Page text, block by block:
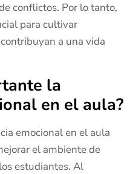
conflictos. Por lo tanto,
para cultivar
a una vida
la
en el aula?
emocional en el aula
el ambiente de
estudiantes. Al